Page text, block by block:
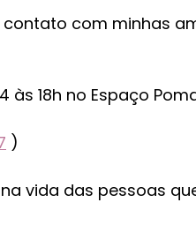
contato com minhas
às 18h no Espaço
)
vida das pessoas